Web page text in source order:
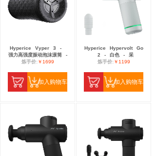
Hyperice Vyper 3
-
强力高强度振动泡沫滚筒
-
炼手价:￥1699
加入购物车
Hyperice Hypervolt
Go
2
- 白色 -
采
炼手价:￥1199
加入购物车